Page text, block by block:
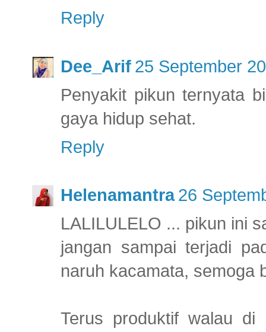
Reply
Dee_Arif 25 September
Penyakit pikun ternyata
gaya hidup sehat.
Reply
Helenamantra 26
LALILULELO ... pikun ini
jangan sampai terjadi
naruh kacamata, semoga
Terus produktif walau